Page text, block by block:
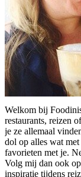
Welkom bij
restaurants, reizen
je ze allemaal
dol op alles wat
favorieten met je.
Volg mij dan ook op
inspiratie tijdens